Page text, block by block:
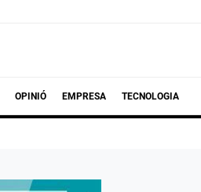
OPINIÓ EMPRESA TECNOLOGIA